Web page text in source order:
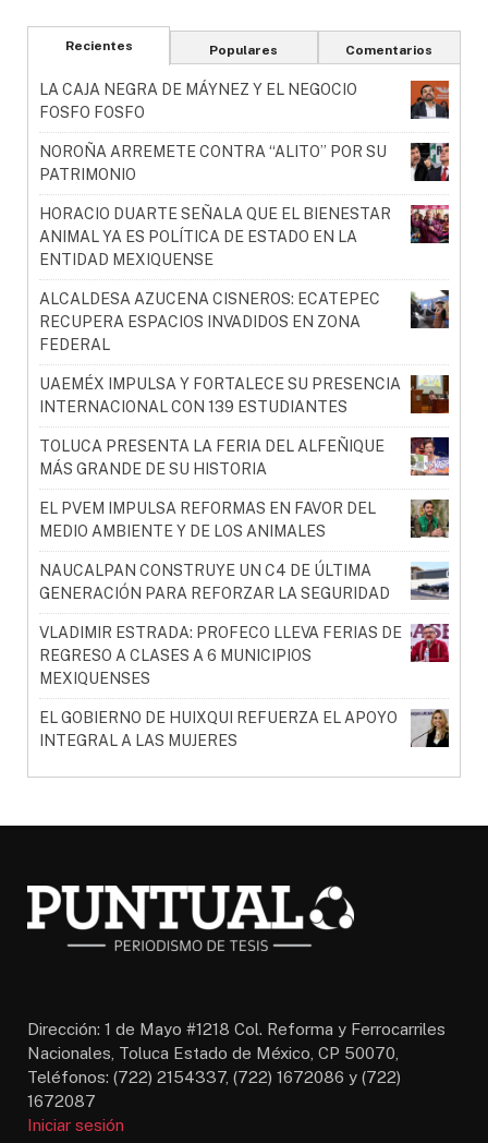
Recientes Populares Comentarios
LA CAJA NEGRA DE MÁYNEZ Y EL NEGOCIO
FOSFO FOSFO
NOROÑA ARREMETE CONTRA “ALITO” POR SU
PATRIMONIO
HORACIO DUARTE SEÑALA QUE EL BIENESTAR
ANIMAL YA ES POLÍTICA DE ESTADO EN LA
ENTIDAD MEXIQUENSE
ALCALDESA AZUCENA CISNEROS: ECATEPEC
RECUPERA ESPACIOS INVADIDOS EN ZONA
FEDERAL
UAEMÉX IMPULSA Y FORTALECE SU PRESENCIA
INTERNACIONAL CON 139 ESTUDIANTES
TOLUCA PRESENTA LA FERIA DEL ALFEÑIQUE
MÁS GRANDE DE SU HISTORIA
EL PVEM IMPULSA REFORMAS EN FAVOR DEL
MEDIO AMBIENTE Y DE LOS ANIMALES
NAUCALPAN CONSTRUYE UN C4 DE ÚLTIMA
GENERACIÓN PARA REFORZAR LA SEGURIDAD
VLADIMIR ESTRADA: PROFECO LLEVA FERIAS DE
REGRESO A CLASES A 6 MUNICIPIOS
MEXIQUENSES
EL GOBIERNO DE HUIXQUI REFUERZA EL APOYO
INTEGRAL A LAS MUJERES
Dirección: 1 de Mayo #1218 Col. Reforma y Ferrocarriles
Nacionales, Toluca Estado de México, CP 50070,
Teléfonos: (722) 2154337, (722) 1672086 y (722)
1672087
Iniciar sesión